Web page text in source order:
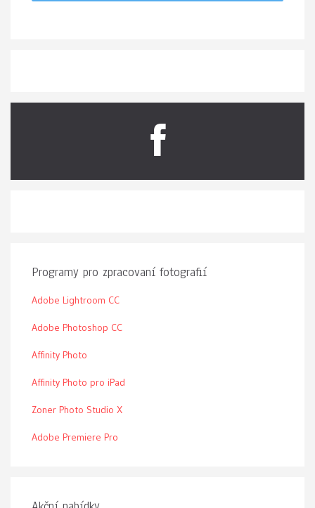
Programy pro zpracovaní fotografií
Adobe Lightroom CC
Adobe Photoshop CC
Affinity Photo
Affinity Photo pro iPad
Zoner Photo Studio X
Adobe Premiere Pro